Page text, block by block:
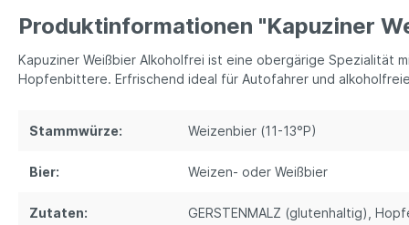
Produktinformationen "Kapuziner
Kapuziner Weißbier Alkoholfrei ist eine obergärige Spezialität
Hopfenbittere. Erfrischend ideal für Autofahrer und
Stammwürze: Weizenbier (11-13°P)
Bier: Weizen- oder Weißbier
Zutaten: GERSTENMALZ (glutenhaltig) ,